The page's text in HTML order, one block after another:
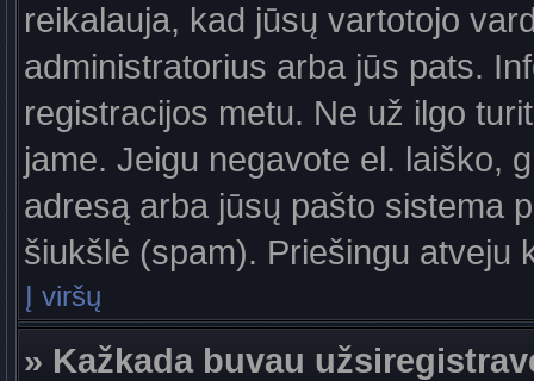
reikalauja, kad jūsų vartotojo
administratorius arba jūs pats.
registracijos metu. Ne už ilgo
jame. Jeigu negavote el. laiško,
adresą arba jūsų pašto sistema
šiukšlė (spam). Priešingu atveju
Į viršų
» Kažkada buvau